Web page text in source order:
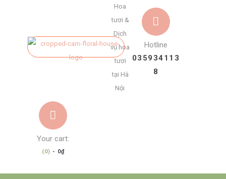
Hoa
tươi &
Dịch
vụ hoa
tươi
tại Hà
Nội
Hotline
035934113
8
Your cart:
(0) - 0₫